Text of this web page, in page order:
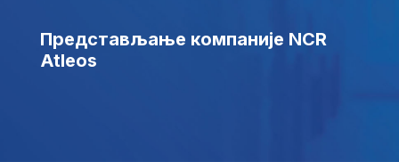
Представљање компаније NCR
Atleos